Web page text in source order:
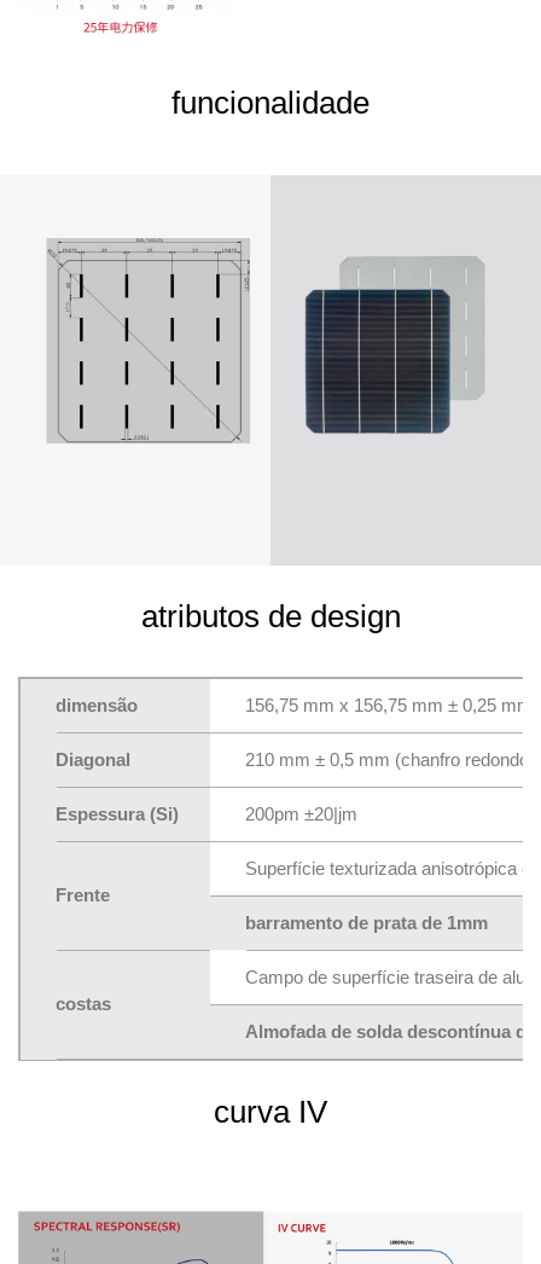
funcionalidade
atributos de design
dimensão 156,75 mm x 156,75 mm ± 0,25 mm
Diagonal 210 mm ± 0,5 mm (chanfro redondo)
Espessura (Si) 200pm ±20|jm
Frente
Superfície texturizada anisotrópica
barramento de prata de 1mm
costas
Campo de superfície traseira de
Almofada de solda descontínua
curva IV